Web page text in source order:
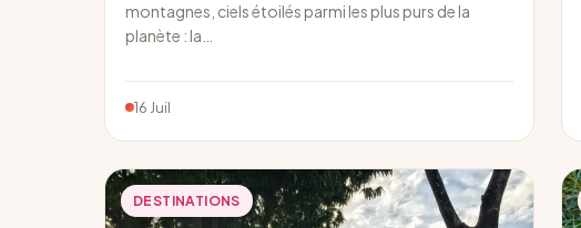
montagnes, ciels étoilés parmi les plus purs de la
planète : la…
16 Juil
DESTINATIONS